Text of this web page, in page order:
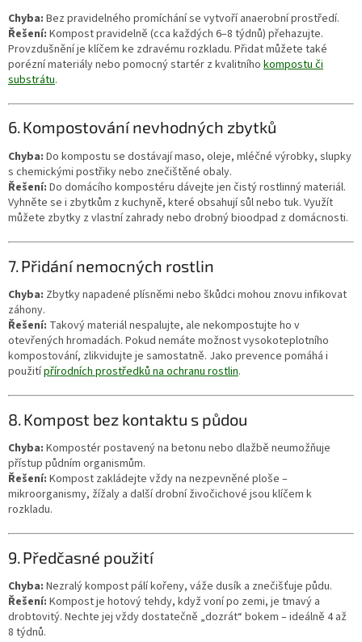
Chyba: Bez pravidelného promíchání se vytvoří anaerobní prostředí.
Řešení: Kompost pravidelně (cca každých 6–8 týdnů) přehazujte.
Provzdušnění je klíčem ke zdravému rozkladu. Přidat můžete také
porézní materiály nebo pomocný startér z kvalitního kompostu či
substrátu.
6. Kompostování nevhodných zbytků
Chyba: Do kompostu se dostávají maso, oleje, mléčné výrobky, slupky
s chemickými postřiky nebo znečištěné obaly.
Řešení: Do domácího kompostéru dávejte jen čistý rostlinný materiál.
Vyhněte se i zbytkům z kuchyně, které obsahují sůl nebo tuk. Využít
můžete zbytky z vlastní zahrady nebo drobný bioodpad z domácnosti.
7. Přidání nemocných rostlin
Chyba: Zbytky napadené plísněmi nebo škůdci mohou znovu infikovat
záhony.
Řešení: Takový materiál nespalujte, ale nekompostujte ho v
otevřených hromadách. Pokud nemáte možnost vysokoteplotního
kompostování, zlikvidujte je samostatně. Jako prevence pomáhá i
použitípřírodních prostředků na ochranu rostlin.
8. Kompost bez kontaktu s půdou
Chyba: Kompostér postavený na betonu nebo dlažbě neumožňuje
přístup půdním organismům.
Řešení: Kompost zakládejte vždy na nezpevněné ploše –
mikroorganismy, žížaly a další drobní živočichové jsou klíčem k
rozkladu.
9. Předčasné použití
Chyba: Nezralý kompost pálí kořeny, váže dusík a znečišťuje půdu.
Řešení: Kompost je hotový tehdy, když voní po zemi, je tmavý a
drobtovitý. Nechte jej vždy dostatečně „dozrát“ bokem – ideálně 4 až
8 týdnů.